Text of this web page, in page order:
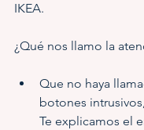
IKEA.
¿Qué nos llamo la
Que no haya
botones
Te explicamos el